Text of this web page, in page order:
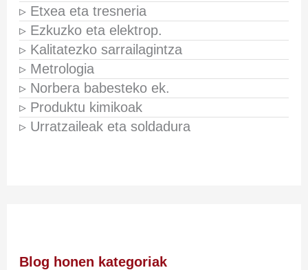
▹ Etxea eta tresneria
▹ Ezkuzko eta elektrop.
▹ Kalitatezko sarrailagintza
▹ Metrologia
▹ Norbera babesteko ek.
▹ Produktu kimikoak
▹ Urratzaileak eta soldadura
Blog honen kategoriak